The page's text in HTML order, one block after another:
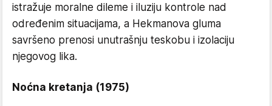
istražuje moralne dileme i iluziju kontrole nad
određenim situacijama, a Hekmanova gluma
savršeno prenosi unutrašnju teskobu i izolaciju
njegovog lika.
Noćna kretanja (1975)